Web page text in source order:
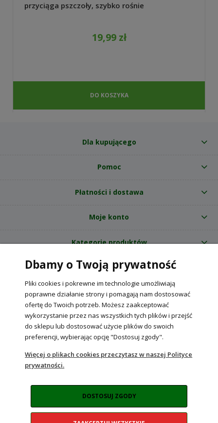
przyciąga pszczoły, szybko rośnie
19,99 zł
DO KOSZYKA
Dla kupującego
Pomoc
Płatności i dostawa
Moje konto
Kategorie produktów
O nas
Internetowy sklep ogrodniczy z nasionami RajOgrodnika.pl
NIP: 6090037061, REGON: 260240470 | Czarnca, ul. Tęczowa 31, 29-100
Włoszczowa
POKAŻ PEŁNĄ WERSJĘ STRONY
Sklep internetowy Shoper Premium
Dbamy o Twoją prywatność
Pliki cookies i pokrewne im technologie umożliwiają
poprawne działanie strony i pomagają nam dostosować
ofertę do Twoich potrzeb. Możesz zaakceptować
wykorzystanie przez nas wszystkich tych plików i przejść
do sklepu lub dostosować użycie plików do swoich
preferencji, wybierając opcję "Dostosuj zgody".
Więcej o plikach cookies przeczytasz w naszej Polityce
prywatności.
DOSTOSUJ ZGODY